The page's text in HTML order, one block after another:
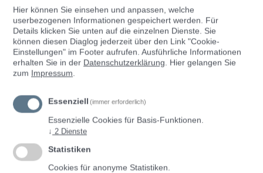
Anmeldung Registrierung
Mit ID Austria anmelden
Anmeldung ohne ID Austria
Benutzer*innenname
Hier können Sie einsehen und anpassen, welche
userbezogenen Informationen gespeichert werden. Für
Details klicken Sie unten auf die einzelnen Dienste. Sie
können diesen Diaglog jederzeit über den Link "Cookie-
Einstellungen" im Footer aufrufen. Ausführliche Informationen
erhalten Sie in der Datenschutzerklärung. Hier gelangen Sie
zum Impressum.
Essenziell (immer erforderlich)
Essenzielle Cookies für Basis-Funktionen.
↓ 2 Dienste
Statistiken
Cookies für anonyme Statistiken.